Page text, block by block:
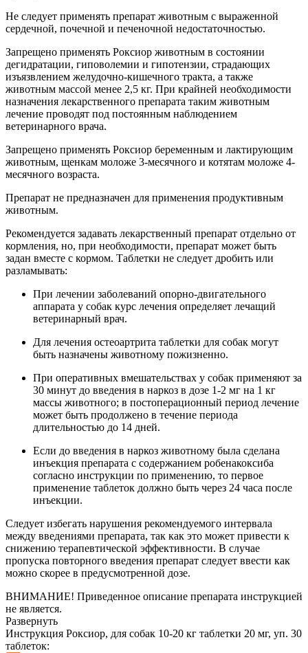
Не следует применять препарат животным с выраженной
сердечной, почечной и печеночной недостаточностью.
Запрещено применять Роксиор животным в состоянии
дегидратации, гиповолемии и гипотензии, страдающих
изъязвлением желудочно-кишечного тракта, а также
животным массой менее 2,5 кг. При крайней необходимости
назначения лекарственного препарата таким животным
лечение проводят под постоянным наблюдением
ветеринарного врача.
Запрещено применять Роксиор беременным и лактирующим
животным, щенкам моложе 3-месячного и котятам моложе 4-
месячного возраста.
Препарат не предназначен для применения продуктивным
животным.
Рекомендуется задавать лекарственный препарат отдельно от
кормления, но, при необходимости, препарат может быть
задан вместе с кормом. Таблетки не следует дробить или
разламывать:
При лечении заболеваний опорно-двигательного
аппарата у собак курс лечения определяет лечащий
ветеринарный врач.
Для лечения остеоартрита таблетки для собак могут
быть назначены животному пожизненно.
При оперативных вмешательствах у собак применяют за
30 минут до введения в наркоз в дозе 1-2 мг на 1 кг
массы животного; в постоперационный период лечение
может быть продолжено в течение периода
длительностью до 14 дней.
Если до введения в наркоз животному была сделана
инъекция препарата с содержанием робенакоксиба
согласно инструкции по применению, то первое
применение таблеток должно быть через 24 часа после
инъекции.
Следует избегать нарушения рекомендуемого интервала
между введениями препарата, так как это может привести к
снижению терапевтической эффективности. В случае
пропуска повторного введения препарат следует ввести как
можно скорее в предусмотренной дозе.
ВНИМАНИЕ! Приведенное описание препарата инструкцией
не является.
Развернуть
Инструкция Роксиор, для собак 10-20 кг таблетки 20 мг, уп. 30
таблеток: